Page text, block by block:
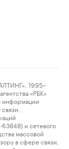
1995–
«РБК»
информации
и сетевого
массовой
в сфере связи,